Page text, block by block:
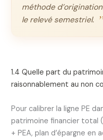
méthode
le relevé semestriel.
1.4 Quelle part du
raisonnablement au non
Pour calibrer la ligne PE
patrimoine financier total
+ PEA, plan d’épargne